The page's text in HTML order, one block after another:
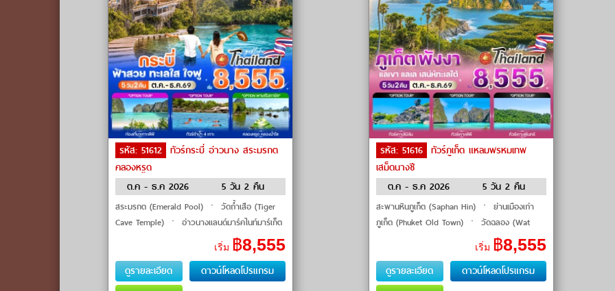
รหัส: 51612 ทัวร์กระบี่ อ่าวนาง สระมรกต
คลองหรูด
ต.ค - ธ.ค 2026
5 วัน 2 คืน
สระมรกต (Emerald Pool) ㆍ วัดถ้ำเสือ (Tiger
Cave Temple) ㆍ อ่าวนางแลนด์มาร์คไนท์มาร์เก็ต
(Ao Nang Landmark Night Market) ㆍ คลอง
หรูด คลองน้ำใส (Khlong Root Clear Water Ca
เริ่ม ฿8,555
ดูรายละเอียด
ดาวน์โหลดโปรแกรม
รหัส: 51616 ทัวร์ภูเก็ต แหลมพรหมเทพ
เสม็ดนางชี
ต.ค - ธ.ค 2026
5 วัน 2 คืน
สะพานหินภูเก็ต (Saphan Hin) ㆍ ย่านเมืองเก่า
ภูเก็ต (Phuket Old Town) ㆍ วัดฉลอง (Wat
Chalong) ㆍ แหลมพรหมเทพ (Promthep Cape)
ㆍ จุดชมวิวเขารัง (Khao Rang Viewpoint) �
เริ่ม ฿8,555
ดูรายละเอียด
ดาวน์โหลดโปรแกรม